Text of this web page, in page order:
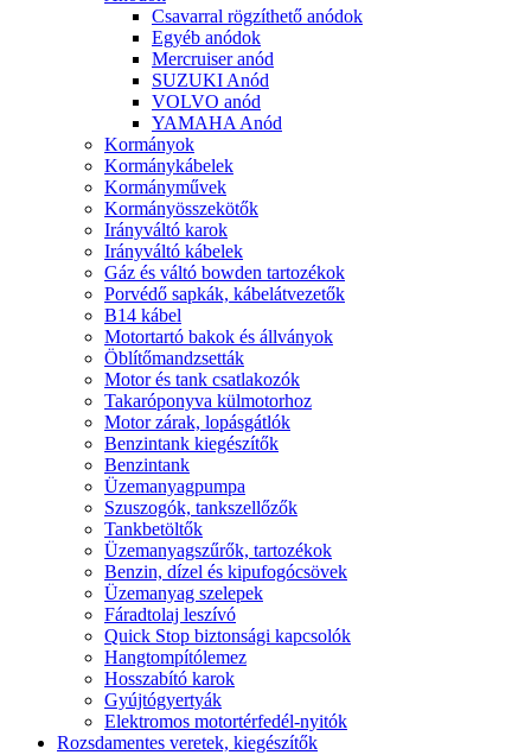
Csavarral rögzíthető anódok
Egyéb anódok
Mercruiser anód
SUZUKI Anód
VOLVO anód
YAMAHA Anód
Kormányok
Kormánykábelek
Kormányművek
Kormányösszekötők
Irányváltó karok
Irányváltó kábelek
Gáz és váltó bowden tartozékok
Porvédő sapkák, kábelátvezetők
B14 kábel
Motortartó bakok és állványok
Öblítőmandzsetták
Motor és tank csatlakozók
Takaróponyva külmotorhoz
Motor zárak, lopásgátlók
Benzintank kiegészítők
Benzintank
Üzemanyagpumpa
Szuszogók, tankszellőzők
Tankbetöltők
Üzemanyagszűrők, tartozékok
Benzin, dízel és kipufogócsövek
Üzemanyag szelepek
Fáradtolaj leszívó
Quick Stop biztonsági kapcsolók
Hangtompítólemez
Hosszabító karok
Gyújtógyertyák
Elektromos motortérfedél-nyitók
Rozsdamentes veretek, kiegészítők